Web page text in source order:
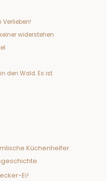
Verlieben!
widerstehen
den Wald. Es ist
Küchenhelfer.
Ei!